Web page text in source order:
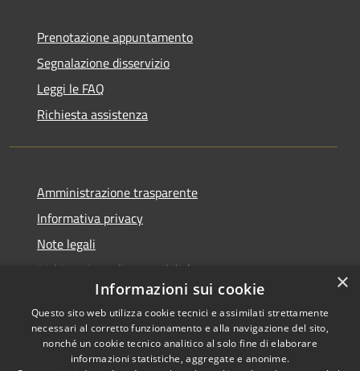
Prenotazione appuntamento
Segnalazione disservizio
Leggi le FAQ
Richiesta assistenza
Amministrazione trasparente
Informativa privacy
Note legali
Dichiarazione di accessibilità
Copyright © 2025 •
×
Informazioni sui cookie
Questo sito web utilizza cookie tecnici e assimilati strettamente
necessari al corretto funzionamento e alla navigazione del sito,
nonché un cookie tecnico analitico al solo fine di elaborare
informazioni statistiche, aggregate e anonime.